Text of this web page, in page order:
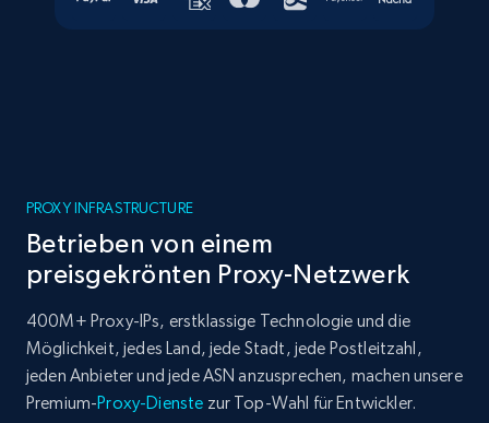
PROXY INFRASTRUCTURE
Betrieben von einem
preisgekrönten Proxy-Netzwerk
400M+ Proxy-IPs, erstklassige Technologie und die
Möglichkeit, jedes Land, jede Stadt, jede Postleitzahl,
jeden Anbieter und jede ASN anzusprechen, machen unsere
Premium-Proxy-Dienste zur Top-Wahl für Entwickler.